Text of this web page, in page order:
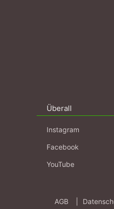
Überall
Instagram
Facebook
YouTube
AGB